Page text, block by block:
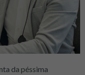
da péssima